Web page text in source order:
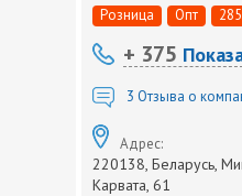
Розница Опт
+ 375
3 Отзыва о
Адрес:
220138, Беларусь,
Карвата, 61